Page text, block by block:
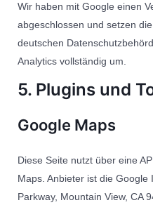
Wir haben mit Google einen
abgeschlossen und setzen
deutschen
Analytics vollständig um.
5. Plugins und
Google Maps
Diese Seite nutzt über eine
Maps. Anbieter ist die Google
Parkway, Mountain View, CA